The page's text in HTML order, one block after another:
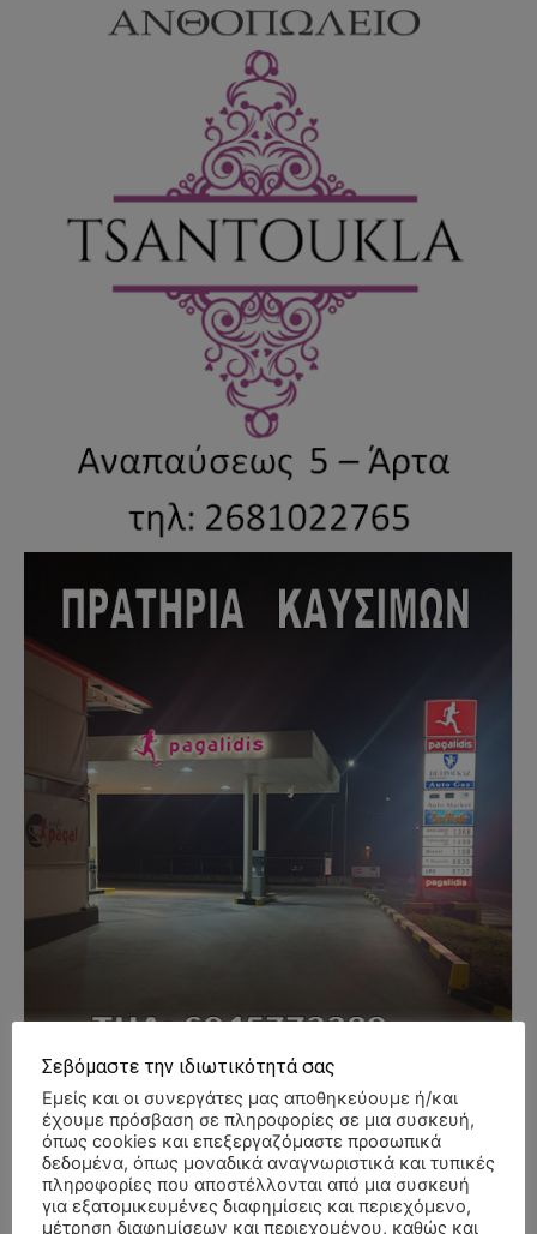
- Advertisment -
Σεβόμαστε την ιδιωτικότητά σας
Εμείς και οι συνεργάτες μας αποθηκεύουμε ή/και
έχουμε πρόσβαση σε πληροφορίες σε μια συσκευή,
όπως cookies και επεξεργαζόμαστε προσωπικά
δεδομένα, όπως μοναδικά αναγνωριστικά και τυπικές
πληροφορίες που αποστέλλονται από μια συσκευή
για εξατομικευμένες διαφημίσεις και περιεχόμενο,
μέτρηση διαφημίσεων και περιεχομένου, καθώς και